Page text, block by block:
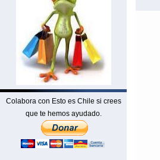
Colabora con Esto es Chile si crees
que te hemos ayudado.